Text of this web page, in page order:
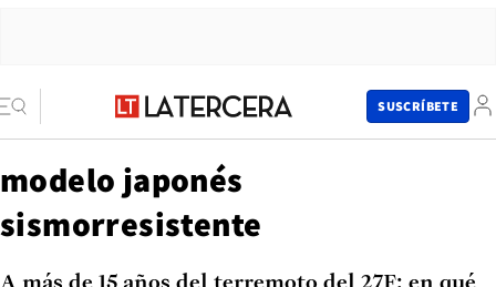
SUSCRÍBETE
modelo japonés
sismorresistente